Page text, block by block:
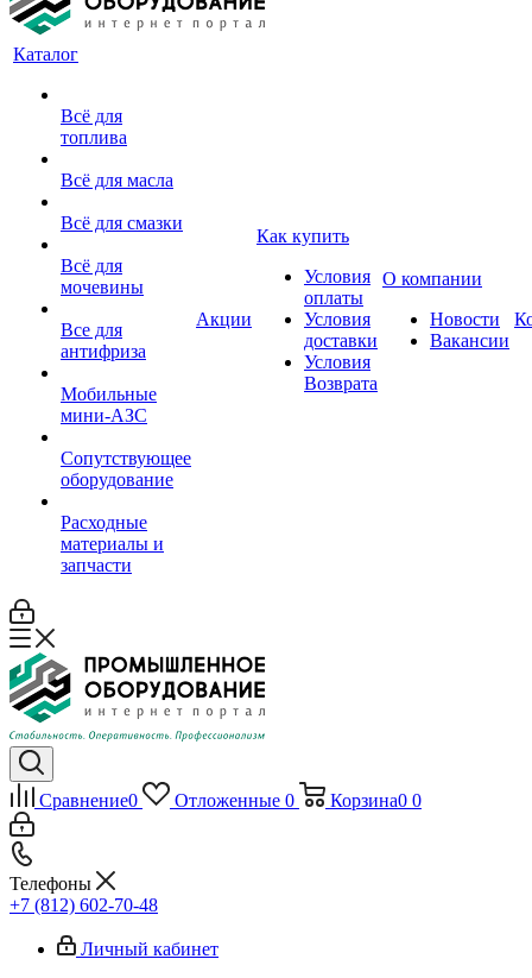
Каталог
Всё для
топлива
Всё для масла
Всё для смазки
Всё для
мочевины
Все для
антифриза
Мобильные
мини-АЗС
Сопутствующее
оборудование
Расходные
материалы и
запчасти
Акции
Как купить
Условия
оплаты
Условия
доставки
Условия
Возврата
О компании
Новости
Вакансии
Сравнение0 Отложенные 0 Корзина0 0
Телефоны
+7 (812) 602-70-48
Личный кабинет